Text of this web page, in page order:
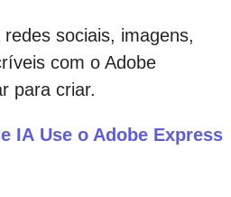
sociais, imagens,
com o Adobe
para criar.
IA Use o Adobe Express